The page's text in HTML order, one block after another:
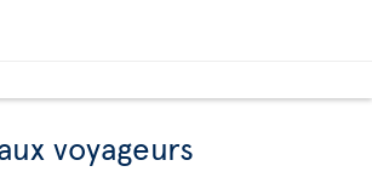
voyageurs